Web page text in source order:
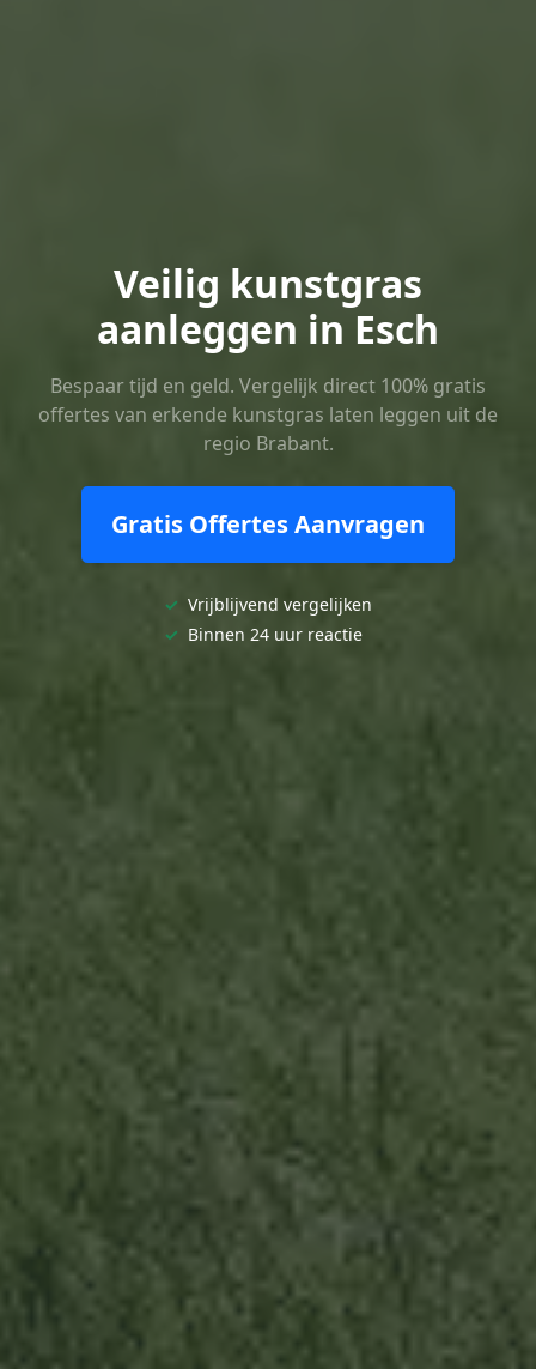
Veilig kunstgras
aanleggen in Esch
Bespaar tijd en geld. Vergelijk direct 100% gratis
offertes van erkende kunstgras laten leggen uit de
regio Brabant.
Gratis Offertes Aanvragen
✓ Vrijblijvend vergelijken
✓ Binnen 24 uur reactie